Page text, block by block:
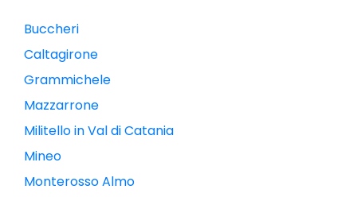
Buccheri
Caltagirone
Grammichele
Mazzarrone
Militello in Val di Catania
Mineo
Monterosso Almo